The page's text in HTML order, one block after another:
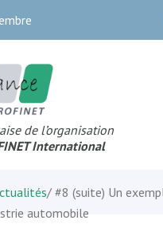
de l’organisation
International
/ #8 (suite) Un
automobile